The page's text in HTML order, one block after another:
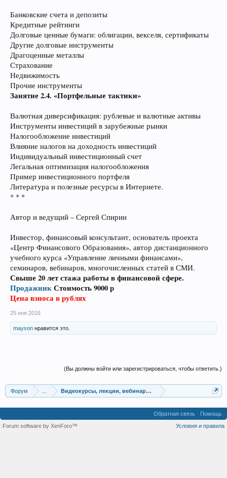
Банковские счета и депозиты
Кредитные рейтинги
Долговые ценные бумаги: облигации, векселя, сертификаты
Другие долговые инструменты
Драгоценные металлы
Страхование
Недвижимость
Прочие инструменты
Занятие 2.4. «Портфельные тактики»
Валютная диверсификация: рублевые и валютные активы
Инструменты инвестиций в зарубежные рынки
Налогообложение инвестиций
Влияние налогов на доходность инвестиций
Индивидуальный инвестиционный счет
Легальная оптимизация налогообложения
Пример инвестиционного портфеля
Литература и полезные ресурсы в Интернете.
* * *
Автор и ведущий – Сергей Спирин
Инвестор, финансовый консультант, основатель проекта
«Центр Финансового Образования», автор дистанционного
учебного курса «Управление личными финансами»,
семинаров, вебинаров, многочисленных статей в СМИ.
Свыше 20 лет стажа работы в финансовой сфере.
ПродажникСтоимость 9000 р
Цена взноса в рублях
25 ноя 2016
mayson нравится это.
(Вы должны войти или зарегистрироваться, чтобы ответить.)
Форум Видеокурсы, лекции, вебинары, учебный материал
Обратная связь
Помощь
Условия и правила
Forum software by XenForo™